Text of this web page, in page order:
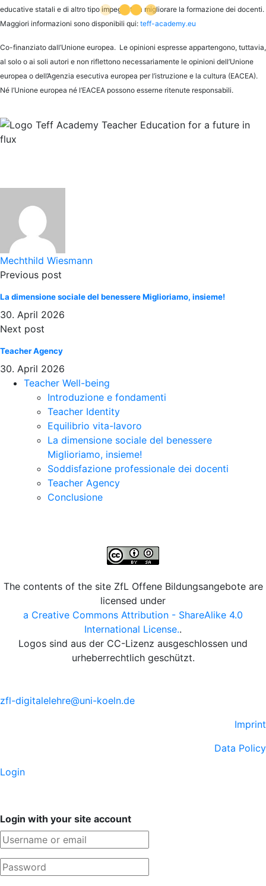
educative statali e di altro tipo impegnate a migliorare la formazione dei docenti.
Maggiori informazioni sono disponibili qui: teff-academy.eu
Co-finanziato dall’Unione europea. Le opinioni espresse appartengono, tuttavia,
al solo o ai soli autori e non riflettono necessariamente le opinioni dell’Unione
europea o dell’Agenzia esecutiva europea per l’istruzione e la cultura (EACEA).
Né l’Unione europea né l’EACEA possono esserne ritenute responsabili.
Mechthild Wiesmann
Previous post
La dimensione sociale del benessere Miglioriamo, insieme!
30. April 2026
Next post
Teacher Agency
30. April 2026
Teacher Well-being
Introduzione e fondamenti
Teacher Identity
Equilibrio vita-lavoro
La dimensione sociale del benessere
Miglioriamo, insieme!
Soddisfazione professionale dei docenti
Teacher Agency
Conclusione
The contents of the site ZfL Offene Bildungsangebote are
licensed under
a Creative Commons Attribution - ShareAlike 4.0
International License..
Logos sind aus der CC-Lizenz ausgeschlossen und
urheberrechtlich geschützt.
zfl-digitalelehre@uni-koeln.de
Imprint
Data Policy
Login
Login with your site account